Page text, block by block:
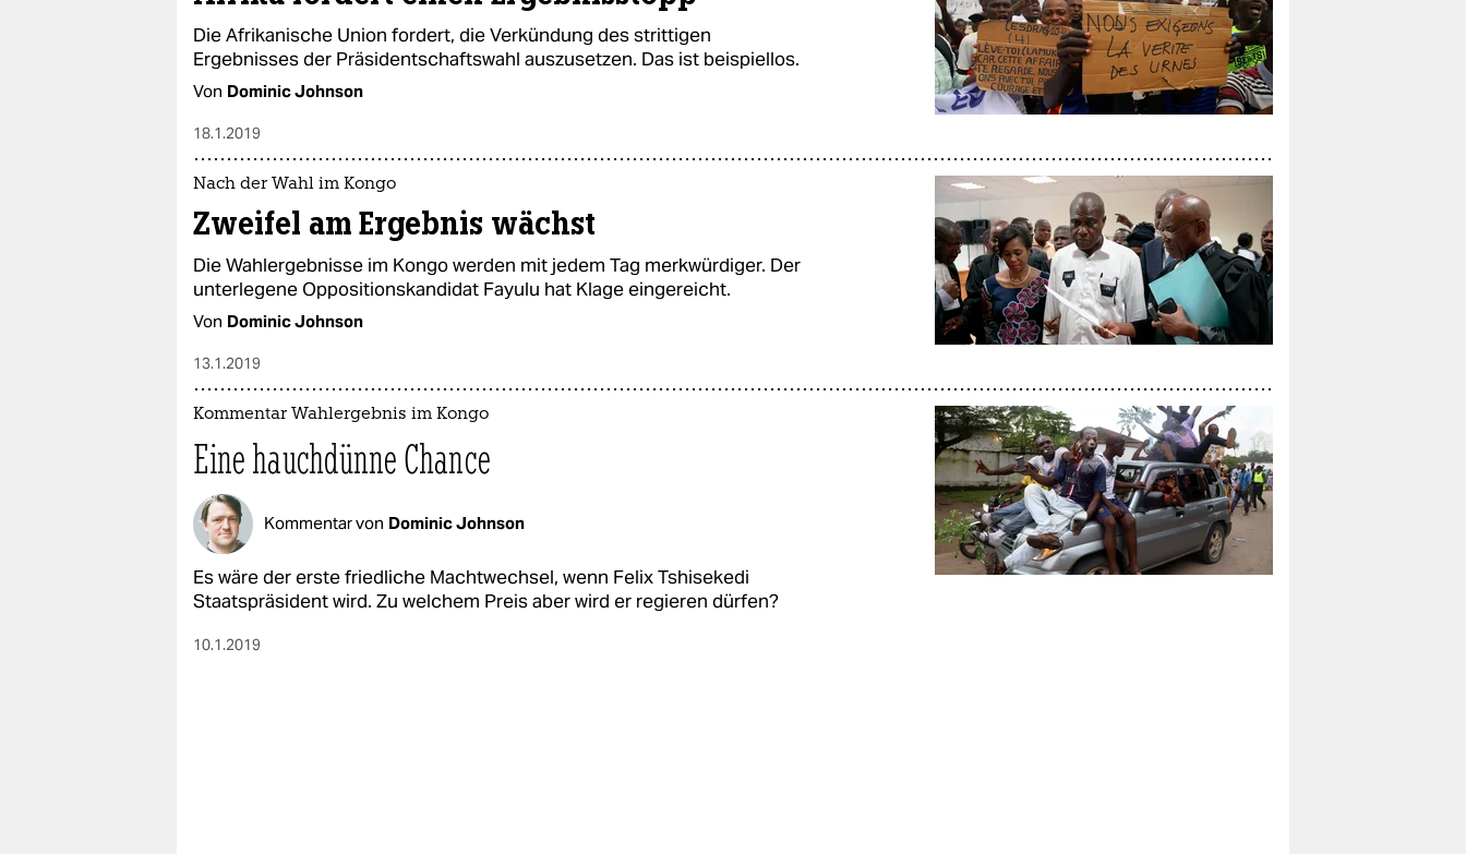
Die Afrikanische Union fordert, die Verkündung des strittigen
Ergebnisses der Präsidentschaftswahl auszusetzen. Das ist beispiellos.
Von Dominic Johnson
18.1.2019
Nach der Wahl im Kongo
Zweifel am Ergebnis wächst
Die Wahlergebnisse im Kongo werden mit jedem Tag merkwürdiger. Der
unterlegene Oppositionskandidat Fayulu hat Klage eingereicht.
Von Dominic Johnson
13.1.2019
Kommentar Wahlergebnis im Kongo
Eine hauchdünne Chance
Kommentar von Dominic Johnson
Es wäre der erste friedliche Machtwechsel, wenn Felix Tshisekedi
Staatspräsident wird. Zu welchem Preis aber wird er regieren dürfen?
10.1.2019